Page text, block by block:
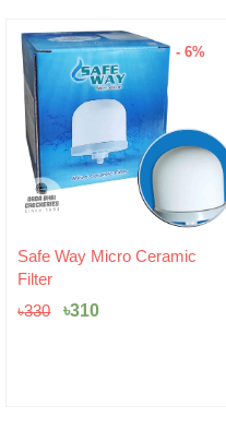
- 6%
Safe Way Micro Ceramic
Filter
৳330
Original
price
৳330.
৳310
Current
৳310.